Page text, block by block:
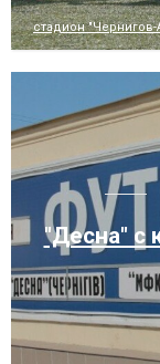
стадион "Чернигов-
"Десна" с